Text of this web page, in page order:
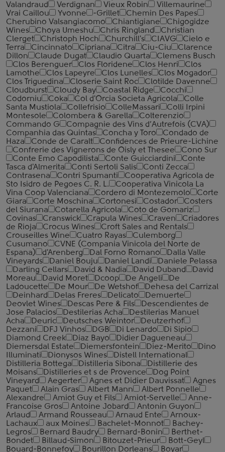
Valandraud
Verdignan Vieux Robin
Villemaurine
Vrai Caillou
Yvonne -Grillet
Chemin Des Papes
Cherubino Valsangiacomo
Chiantigiane
Chigogidze
Wines
Choya Umeshu Chris Ringland
Christian
Clerget
Christoph Hoch Churchill's CIAVG
Cielo e
Terra
Cincinnato Cipriana Citra Ciu-Ciu
Clarence
Dillon
Claude Dugat Claudio Quarta
Clemens Busch
Clos Berenguer
Clos Floridene Clos Henri
Clos
Lamothe
Clos Lapeyre Clos Lunelles
Clos Mogador
Clos Triguedina
Closerie Saint Roc
Clotilde Davenne
Cloudburst
Cloudy Bay Coastal Ridge
Cocchi
Codorniu
Coka Col d'Orcia Societa Agricola
Colle
Santa Mustiola
Collefrisio ColleMassari
Colli Irpini
Montesole
Colombera & Garella
Colterenzio
Commando G
Compagnie des Vins d’Autrefois (CVA)
Companhia das Quintas
Concha y Toro
Condado de
Haza
Conde de Caralt
Confidences de Prieure-Lichine
Confrerie des Vignerons de Oisly et Thesee
Cono Sur
Conte Emo Capodilista
Conte Guicciardini
Conte
Tasca d'Almerita
Conti Sertoli Salis
Conti Zecca
Contrasena
Contri Spumanti
Cooperativa Agricola de
Sto Isidro de Pegoes C. R. L.
Cooperativa Vinicola La
Vina Coop Valenciana
Cordero di Montezemolo
Corte
Giara
Corte Moschina Cortonesi Costador
Costers
del Siurana
Cotarella Agricola
Coto de Gomariz
Covinas
Cranswick Crapula Wines Craven
Criadores
de Rioja
Crocus Wines
Croft Sales and Rentals
Crouseilles Wine
Cuatro Rayas
Culemborg
Cusumano
CVNE (Compania Vinicola del Norte de
Espana)
d'Arenberg Dal Forno Romano
Dalla Valle
Vineyards
Daniel Bouju Daniel Landi
Daniele Pelassa
Darling Cellars
David & Nadia David Duband
David
Moreau
David Moret Dcoop De Angeli
De
Ladoucette
De Mour De Wetshof
Dehesa del Carrizal
Deinhard
Delas Freres Delicato
Demuerte
Deovlet Wines
Descas Pere & Fils
Descendientes de
Jose Palacios
Destilerias Acha
Destilerias Manuel
Acha
Deuric Deutsches Weintor
Deutzerhof
Dezzani
DFJ Vinhos DGB Di Lenardo
Di Sipio
Diamond Creek
Diaz Bayo
Didier Dagueneau
Diemersdal Estate
Diemersfontein Diez-Merito
Dino
Illuminati
Dionysos Wines
Distell International
Distilleria Bottega
Distilleria Sibona
Distillerie des
Moisans
Distilleries et s de Provence
Dog Point
Vineyard
Aegerter Agnes et Didier Dauvissat
Agnes
Paquet
Alain Gras Albert Mann
Albert Ponnelle
Alexandre
Amiot Guy et Fils Amiot-Servelle
Anne-
Francoise Gros
Antoine Jobard
Antonin Guyon
Arlaud
Armand Rousseau Arnaud Ente
Arnoux-
Lachaux
aux Moines Bachelet-Monnot
Bachey-
Legros
Bernard Baudry Bernard-Bonin
Berthet-
Bondet
Billaud-Simon Bitouzet-Prieur
Bott-Geyl
Bouard-Bonnefoy
Bourillon Dorleans
Boyar